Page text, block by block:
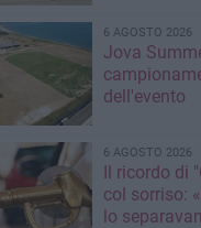
6 AGOSTO 2026
Jova
dell'evento
6 AGOSTO 2026
Il ricordo di
col sorriso:
lo